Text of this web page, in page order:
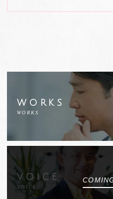
WORKS
WORKS
VOICE
VOICE